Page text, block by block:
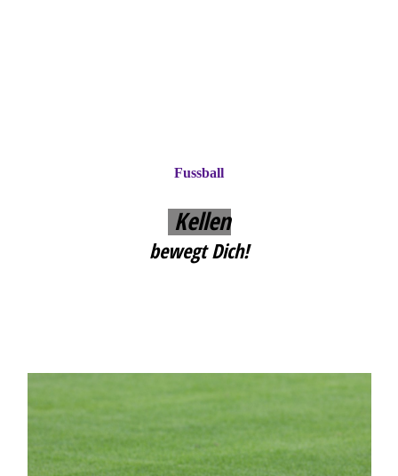
Kellen
bewegt Dich!
Fussball